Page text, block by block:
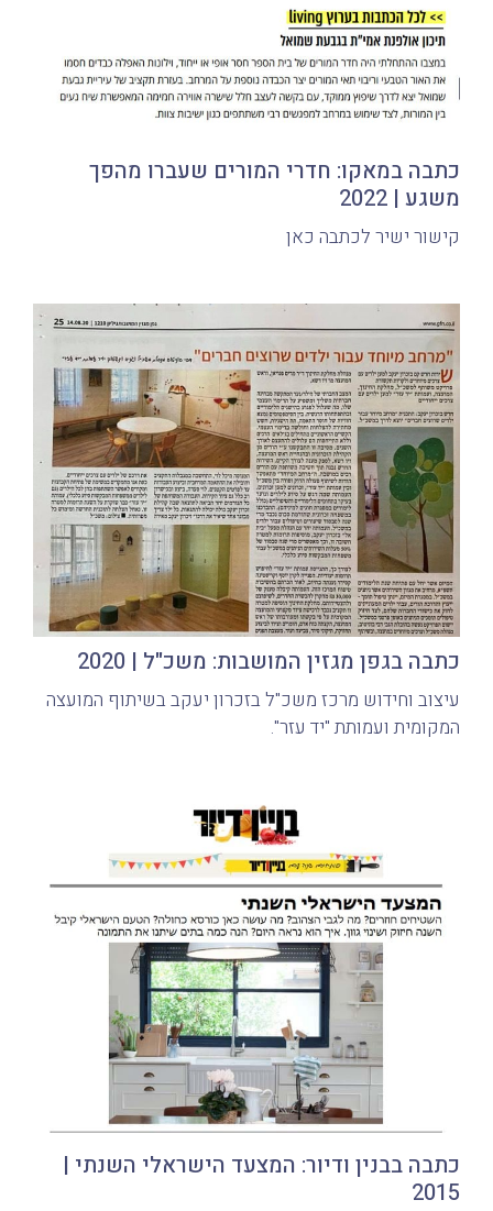
כתבה במאקו: חדרי המורים שעברו מהפך
משגע | 2022
קישור ישיר לכתבה כאן
כתבה בגפן מגזין המושבות: משכ"ל | 2020
עיצוב וחידוש מרכז משכ"ל בזכרון יעקב בשיתוף המועצה
המקומית ועמותת "יד עזר".
כתבה בבנין ודיור: המצעד הישראלי השנתי |
2015